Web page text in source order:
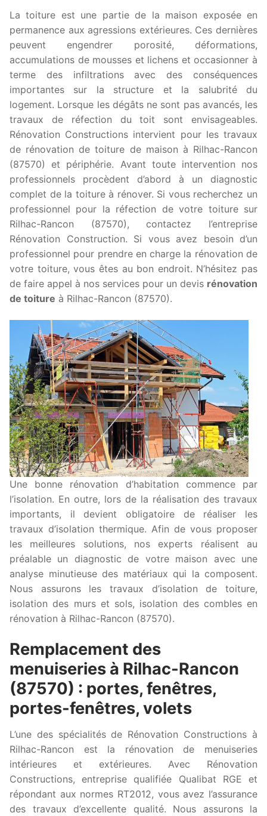
La toiture est une partie de la maison exposée en
permanence aux agressions extérieures. Ces dernières
peuvent engendrer porosité, déformations,
accumulations de mousses et lichens et occasionner à
terme des infiltrations avec des conséquences
importantes sur la structure et la salubrité du
logement. Lorsque les dégâts ne sont pas avancés, les
travaux de réfection du toit sont envisageables.
Rénovation Constructions intervient pour les travaux
de rénovation de toiture de maison à Rilhac-Rancon
(87570) et périphérie. Avant toute intervention nos
professionnels procèdent d’abord à un diagnostic
complet de la toiture à rénover. Si vous recherchez un
professionnel pour la réfection de votre toiture sur
Rilhac-Rancon (87570), contactez l’entreprise
Rénovation Construction. Si vous avez besoin d’un
professionnel pour prendre en charge la rénovation de
votre toiture, vous êtes au bon endroit. N’hésitez pas
de faire appel à nos services pour un devis rénovation
de toiture à Rilhac-Rancon (87570).
Une bonne rénovation d’habitation commence par
l’isolation. En outre, lors de la réalisation des travaux
importants, il devient obligatoire de réaliser les
travaux d’isolation thermique. Afin de vous proposer
les meilleures solutions, nos experts réalisent au
préalable un diagnostic de votre maison avec une
analyse minutieuse des matériaux qui la composent.
Nous assurons les travaux d’isolation de toiture,
isolation des murs et sols, isolation des combles en
rénovation à Rilhac-Rancon (87570).
Remplacement des
menuiseries à Rilhac-Rancon
(87570) : portes, fenêtres,
portes-fenêtres, volets
L’une des spécialités de Rénovation Constructions à
Rilhac-Rancon est la rénovation de menuiseries
intérieures et extérieures. Avec Rénovation
Constructions, entreprise qualifiée Qualibat RGE et
répondant aux normes RT2012, vous avez l’assurance
des travaux d’excellente qualité. Nous assurons la